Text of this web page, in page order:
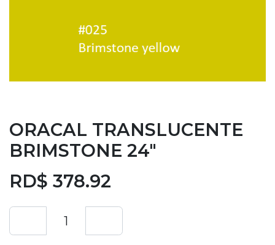
ORACAL TRANSLUCENTE
BRIMSTONE 24"
RD$ 378.92